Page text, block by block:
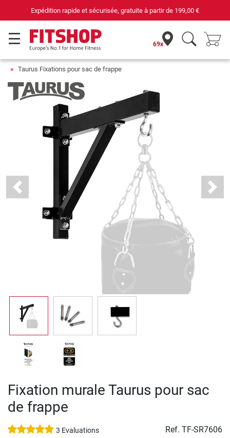
Expédition rapide et sécurisée, gratuite à partir de 199,00 €
69x
Taurus Fixations pour sac de frappe
Previous Next
Fixation murale Taurus pour sac
de frappe
3 Evaluations Ref. TF-SR7606